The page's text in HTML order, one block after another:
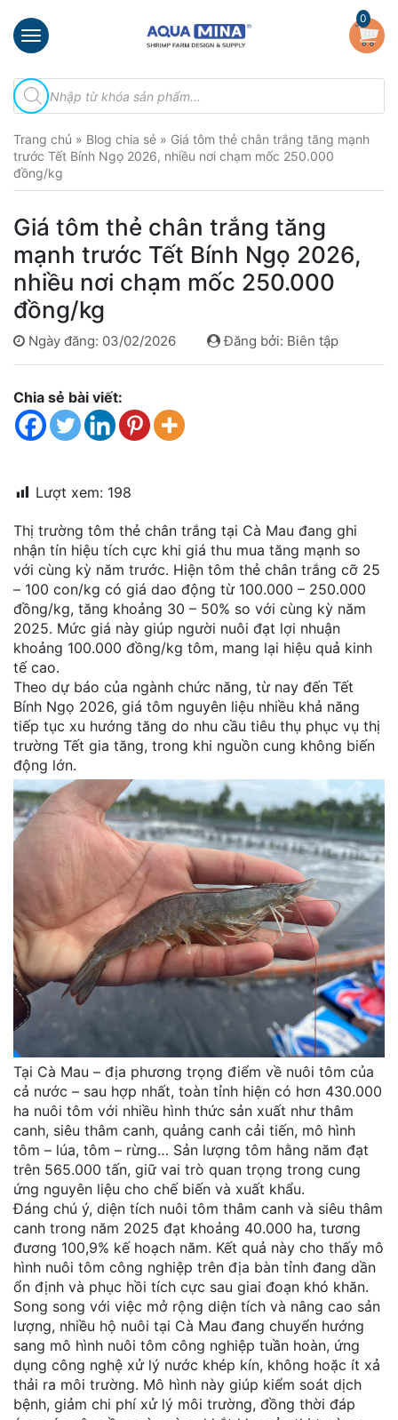
×
chủ
thiệu
Sản
phẩm
Đầu
Phun
Vi
Bọt
Khí
Ventek
Hướng
lắp
đặt
chia
sẻ
Liên
hệ
0
Tìm
kiếm
sản
Trang chủ » Blog chia sẻ » Giá tôm thẻ chân trắng tăng mạnh
trước Tết Bính Ngọ 2026, nhiều nơi chạm mốc 250.000
đồng/kg
Giá tôm thẻ chân trắng tăng
mạnh trước Tết Bính Ngọ 2026,
nhiều nơi chạm mốc 250.000
đồng/kg
Ngày đăng: 03/02/2026 Đăng bởi: Biên tập
Chia sẻ bài viết:
Lượt xem: 198
Thị trường tôm thẻ chân trắng tại Cà Mau đang ghi
nhận tín hiệu tích cực khi giá thu mua tăng mạnh so
với cùng kỳ năm trước. Hiện tôm thẻ chân trắng cỡ 25
– 100 con/kg có giá dao động từ 100.000 – 250.000
đồng/kg, tăng khoảng 30 – 50% so với cùng kỳ năm
2025. Mức giá này giúp người nuôi đạt lợi nhuận
khoảng 100.000 đồng/kg tôm, mang lại hiệu quả kinh
tế cao.
Theo dự báo của ngành chức năng, từ nay đến Tết
Bính Ngọ 2026, giá tôm nguyên liệu nhiều khả năng
tiếp tục xu hướng tăng do nhu cầu tiêu thụ phục vụ thị
trường Tết gia tăng, trong khi nguồn cung không biến
động lớn.
Tại Cà Mau – địa phương trọng điểm về nuôi tôm của
cả nước – sau hợp nhất, toàn tỉnh hiện có hơn 430.000
ha nuôi tôm với nhiều hình thức sản xuất như thâm
canh, siêu thâm canh, quảng canh cải tiến, mô hình
tôm – lúa, tôm – rừng… Sản lượng tôm hằng năm đạt
trên 565.000 tấn, giữ vai trò quan trọng trong cung
ứng nguyên liệu cho chế biến và xuất khẩu.
Đáng chú ý, diện tích nuôi tôm thâm canh và siêu thâm
canh trong năm 2025 đạt khoảng 40.000 ha, tương
đương 100,9% kế hoạch năm. Kết quả này cho thấy mô
hình nuôi tôm công nghiệp trên địa bàn tỉnh đang dần
ổn định và phục hồi tích cực sau giai đoạn khó khăn.
Song song với việc mở rộng diện tích và nâng cao sản
lượng, nhiều hộ nuôi tại Cà Mau đang chuyển hướng
sang mô hình nuôi tôm công nghiệp tuần hoàn, ứng
dụng công nghệ xử lý nước khép kín, không hoặc ít xả
thải ra môi trường. Mô hình này giúp kiểm soát dịch
bệnh, giảm chi phí xử lý môi trường, đồng thời đáp